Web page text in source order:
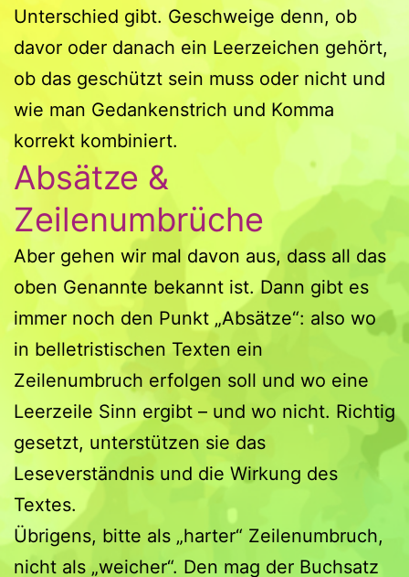
Unterschied gibt. Geschweige denn, ob
davor oder danach ein Leerzeichen gehört,
ob das geschützt sein muss oder nicht und
wie man Gedankenstrich und Komma
korrekt kombiniert.
Absätze &
Zeilenumbrüche
Aber gehen wir mal davon aus, dass all das
oben Genannte bekannt ist. Dann gibt es
immer noch den Punkt „Absätze“: also wo
in belletristischen Texten ein
Zeilenumbruch erfolgen soll und wo eine
Leerzeile Sinn ergibt – und wo nicht. Richtig
gesetzt, unterstützen sie das
Leseverständnis und die Wirkung des
Textes.
Übrigens, bitte als „harter“ Zeilenumbruch,
nicht als „weicher“. Den mag der Buchsatz